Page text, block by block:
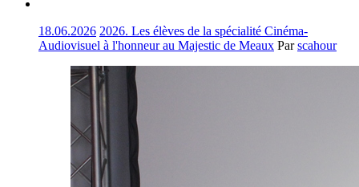
18.06.2026 2026. Les élèves de la spécialité Cinéma-
Audiovisuel à l'honneur au Majestic de Meaux Parscahour